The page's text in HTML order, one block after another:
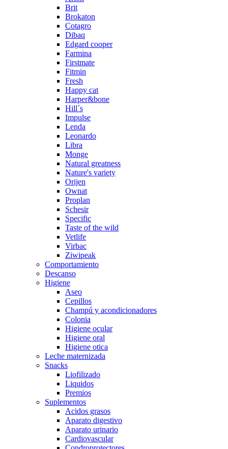
Brit
Brokaton
Cotagro
Dibaq
Edgard cooper
Farmina
Firstmate
Fitmin
Fresh
Happy cat
Harper&bone
Hill´s
Impulse
Lenda
Leonardo
Libra
Monge
Natural greatness
Nature's variety
Orijen
Ownat
Proplan
Schesir
Specific
Taste of the wild
Vetlife
Virbac
Ziwipeak
Comportamiento
Descanso
Higiene
Aseo
Cepillos
Champú y acondicionadores
Colonia
Higiene ocular
Higiene oral
Higiene otica
Leche maternizada
Snacks
Liofilizado
Liquidos
Premios
Suplementos
Acidos grasos
Aparato digestivo
Aparato urinario
Cardiovascular